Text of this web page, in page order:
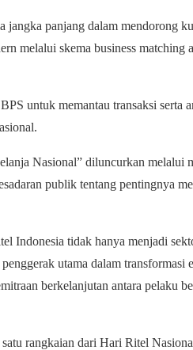
panjang dalam mendorong
melalui skema business matching
untuk memantau transaksi serta
Nasional” diluncurkan melalui
publik tentang pentingnya
Indonesia tidak hanya menjadi
utama dalam
berkelanjutan antara pelaku
rangkaian dari Hari Ritel